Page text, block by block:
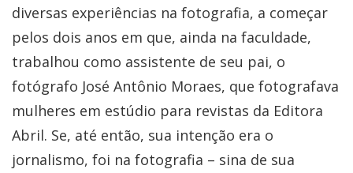
diversas experiências na fotografia, a começar
pelos dois anos em que, ainda na faculdade,
trabalhou como assistente de seu pai, o
fotógrafo José Antônio Moraes, que fotografava
mulheres em estúdio para revistas da Editora
Abril. Se, até então, sua intenção era o
jornalismo, foi na fotografia – sina de sua